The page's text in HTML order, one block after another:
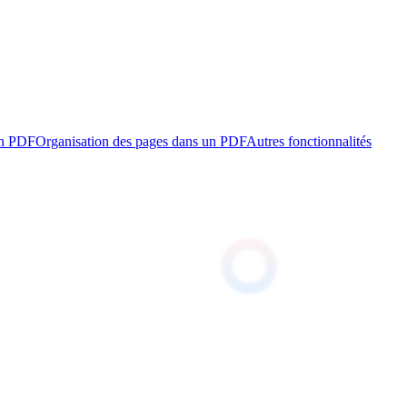
PDFOrganisation des pages dans un PDFAutres fonctionnalités